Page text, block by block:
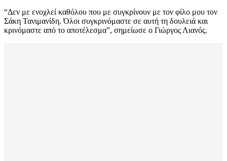
“Δεν με ενοχλεί καθόλου που με συγκρίνουν με τον φίλο μου τον
Σάκη Τανιμανίδη. Όλοι συγκρινόμαστε σε αυτή τη δουλειά και
κρινόμαστε από το αποτέλεσμα”, σημείωσε ο Γιώργος Λιανός.